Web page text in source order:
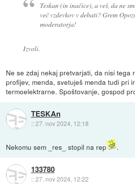
Teskan (in inačice), a veš, da ne
več vzdevkov v debati? Grem
moderatorja!
Izvoli.
Ne se zdaj nekaj pretvarjati, da nisi tega
profijev, menda, svetuješ menda tudi pri
termoelektrarne. Spoštovanje, gospod
TESKAn
::27. nov 2024, 12:18
Nekomu sem _res_ stopil na rep .
133780
::27. nov 2024, 12:22